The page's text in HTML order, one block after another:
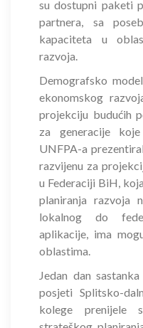
su dostupni paketi
partnera, sa
kapaciteta u
razvoja.
Demografsko
ekonomskog
projekciju budućih
za generacije
UNFPA-a
razvijenu za
u Federaciji BiH,
planiranja razvoja
lokalnog do
aplikacije, ima
oblastima.
Jedan dan
posjeti Splitsko-
kolege prenijele